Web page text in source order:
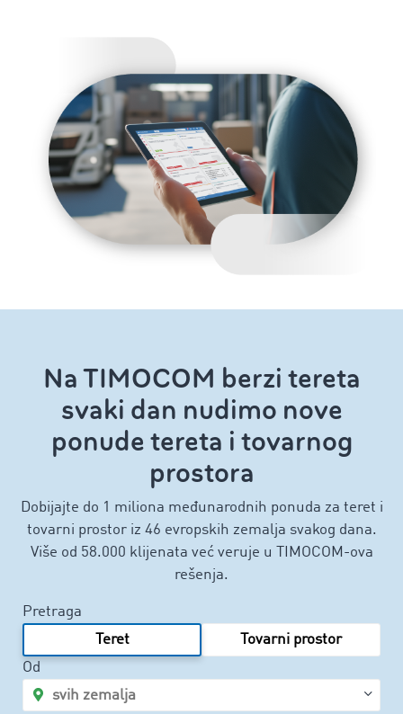
Na TIMOCOM berzi tereta
svaki dan nudimo nove
ponude tereta i tovarnog
prostora
Dobijajte do 1 miliona međunarodnih ponuda za teret i
tovarni prostor iz 46 evropskih zemalja svakog dana.
Više od 58.000 klijenata već veruje u TIMOCOM-ova
rešenja.
Pretraga
Teret
Tovarni prostor
Od